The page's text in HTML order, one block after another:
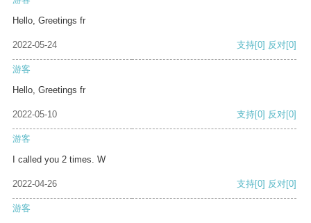
Hello, Greetings fr
2022-05-24 支持[0] 反对[0]
游客
Hello, Greetings fr
2022-05-10 支持[0] 反对[0]
游客
I called you 2 times. W
2022-04-26 支持[0] 反对[0]
游客